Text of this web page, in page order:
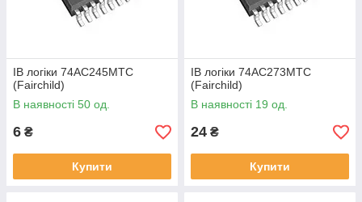
ІВ логіки 74AC245MTC
(Fairchild)
В наявності 50 од.
6 ₴
Купити
ІВ логіки 74AC273MTC
(Fairchild)
В наявності 19 од.
24 ₴
Купити